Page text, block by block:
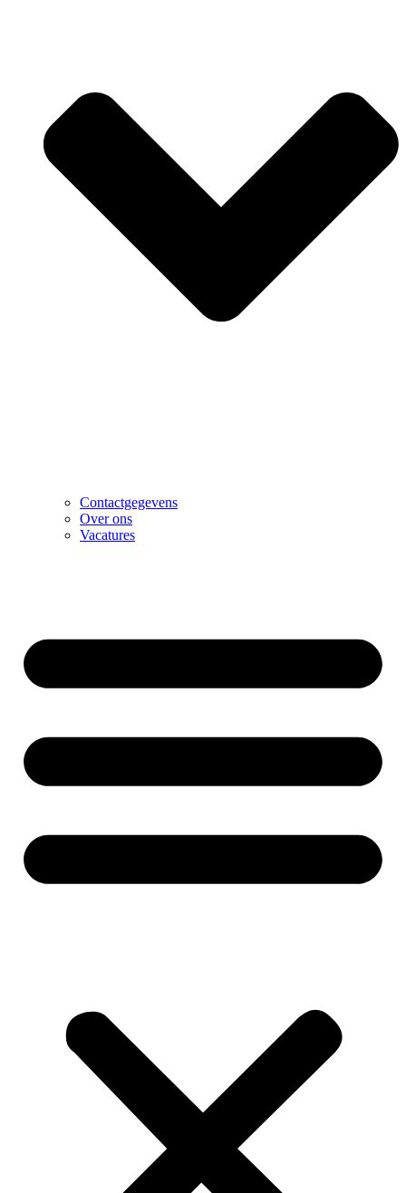
Contactgegevens
Over ons
Vacatures